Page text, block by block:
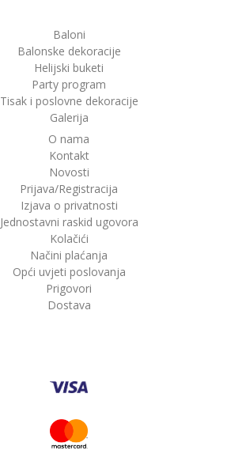
Baloni
Balonske dekoracije
Helijski buketi
Party program
Tisak i poslovne dekoracije
Galerija
O nama
Kontakt
Novosti
Prijava/Registracija
Izjava o privatnosti
Jednostavni raskid ugovora
Kolačići
Načini plaćanja
Opći uvjeti poslovanja
Prigovori
Dostava